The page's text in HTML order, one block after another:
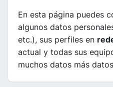
En esta página puedes
algunos datos
etc.), sus perfiles en
actual y todas sus
muchos datos más